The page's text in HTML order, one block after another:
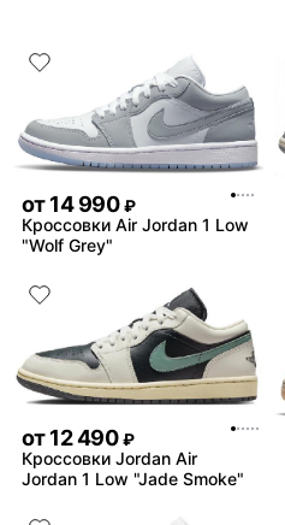
от14 990 ₽
Кроссовки Air Jordan 1 Low
"Wolf Grey"
от12 490 ₽
Кроссовки Jordan Air
Jordan 1 Low "Jade Smoke"